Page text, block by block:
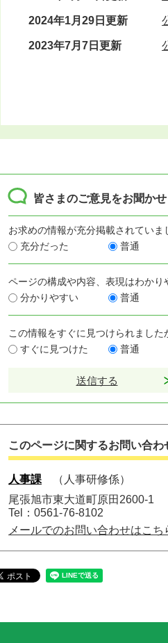
2024年1月29日更新
2023年7月7日更新
皆さまのご意見をお聞か
お求めの情報が充分掲載されていま
充分だった
普通
ページの構成や内容、表現はわかり
分かりやすい
普通
この情報をすぐに見つけられました
すぐに見つけた
普通
このページに関するお問い合わ
人事課
人事研修係
尾張旭市東大道町原田2600-1
Tel：0561-76-8102
メールでのお問い合わせはこち